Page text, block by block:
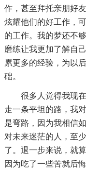
作，甚至拜托亲朋好
炫耀他们的好工作，
的工作。我的梦还不
磨练让我更加了解自
累更多的经验，为以
础。
很多人觉得我现
走一条平坦的路，我
是弯路，因为我相信
对未来迷茫的人，至
了。退一步来说，就
因为吃了一些苦就后